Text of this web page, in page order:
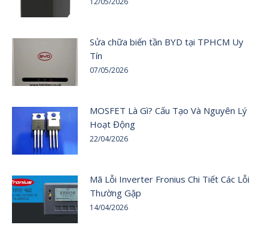
Sửa chữa biến tần BYD tại TPHCM Uy
Tín
07/05/2026
MOSFET Là Gì? Cấu Tạo Và Nguyên Lý
Hoạt Động
22/04/2026
Mã Lỗi Inverter Fronius Chi Tiết Các Lỗi
Thường Gặp
14/04/2026